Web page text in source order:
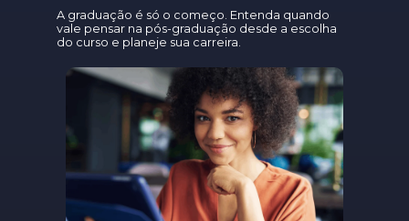
A graduação é só o começo. Entenda quando
vale pensar na pós-graduação desde a escolha
do curso e planeje sua carreira.